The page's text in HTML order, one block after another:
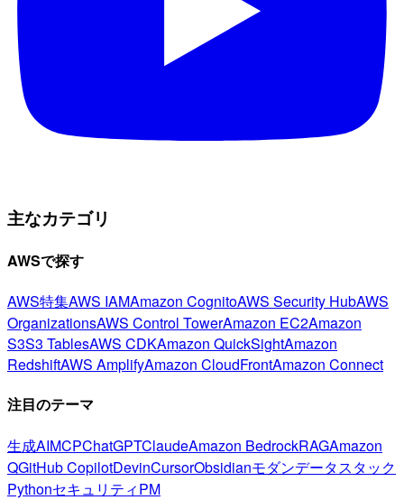
主なカテゴリ
AWSで探す
AWS特集AWS IAMAmazon CognitoAWS Security HubAWS
OrganizationsAWS Control TowerAmazon EC2Amazon
S3S3 TablesAWS CDKAmazon QuickSightAmazon
RedshiftAWS AmplifyAmazon CloudFrontAmazon Connect
注目のテーマ
生成AIMCPChatGPTClaudeAmazon BedrockRAGAmazon
QGitHub CopilotDevinCursorObsidianモダンデータスタック
PythonセキュリティPM